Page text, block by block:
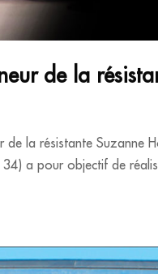
de la
la résistante Suzanne
a pour objectif de